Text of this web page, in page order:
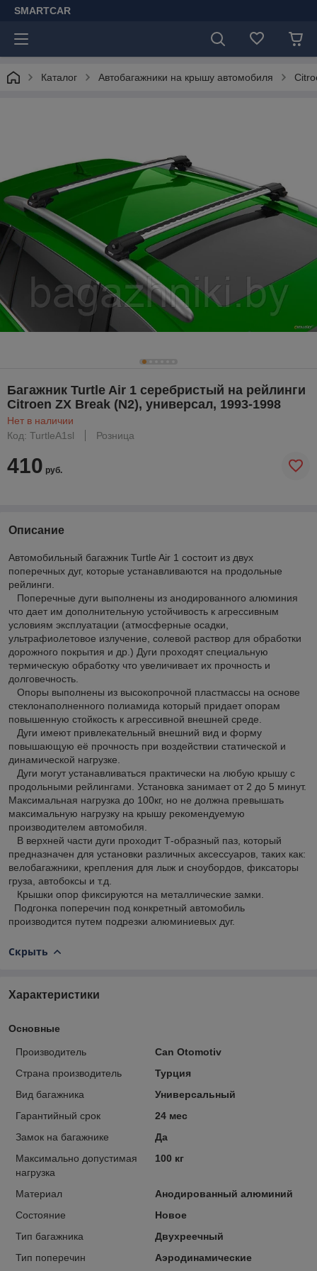
SMARTCAR
Каталог Автобагажники на крышу автомобиля
Багажник Turtle Air 1 серебристый на рейлинги
Citroen ZX Break (N2), универсал, 1993-1998
Нет в наличии
Код: TurtleA1sl
Розница
410 руб.
Описание
Автомобильный багажник Turtle Air 1 состоит из двух
поперечных дуг, которые устанавливаются на продольные
рейлинги.
Поперечные дуги выполнены из анодированного алюминия
что дает им дополнительную устойчивость к агрессивным
условиям эксплуатации (атмосферные осадки,
ультрафиолетовое излучение, солевой раствор для обработки
дорожного покрытия и др.) Дуги проходят специальную
термическую обработку что увеличивает их прочность и
долговечность.
Опоры выполнены из высокопрочной пластмассы на основе
стеклонаполненного полиамида который придает опорам
повышенную стойкость к агрессивной внешней среде.
Дуги имеют привлекательный внешний вид и форму
повышающую её прочность при воздействии статической и
динамической нагрузке.
Дуги могут устанавливаться практически на любую крышу с
продольными рейлингами. Установка занимает от 2 до 5 минут.
Максимальная нагрузка до 100кг, но не должна превышать
максимальную нагрузку на крышу рекомендуемую
производителем автомобиля.
В верхней части дуги проходит Т-образный паз, который
предназначен для установки различных аксессуаров, таких как:
велобагажники, крепления для лыж и сноубордов, фиксаторы
груза, автобоксы и т.д.
Крышки опор фиксируются на металлические замки.
Подгонка поперечин под конкретный автомобиль
производится путем подрезки алюминиевых дуг.
Скрыть
Характеристики
Основные
Производитель
Can Otomotiv
Страна производитель
Турция
Вид багажника
Универсальный
Гарантийный срок
24 мес
Замок на багажнике
Да
Максимально допустимая
нагрузка
100 кг
Материал
Анодированный алюминий
Состояние
Новое
Тип багажника
Двухреечный
Тип поперечин
Аэродинамические